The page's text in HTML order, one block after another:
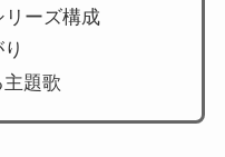
リーズ構成
題歌